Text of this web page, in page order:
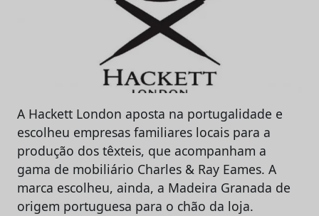
A Hackett London aposta na portugalidade e
escolheu empresas familiares locais para a
produção dos têxteis, que acompanham a
gama de mobiliário Charles & Ray Eames. A
marca escolheu, ainda, a Madeira Granada de
origem portuguesa para o chão da loja.